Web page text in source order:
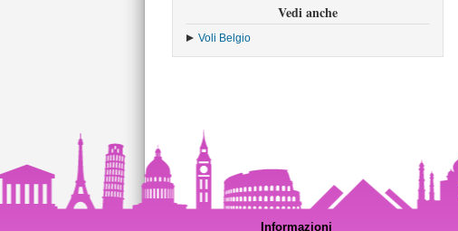
Vedi anche
Voli Belgio
Informazioni